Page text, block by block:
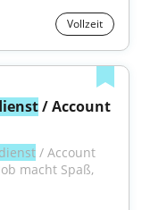
Vollzeit
/ Account
/ Account
macht Spaß,